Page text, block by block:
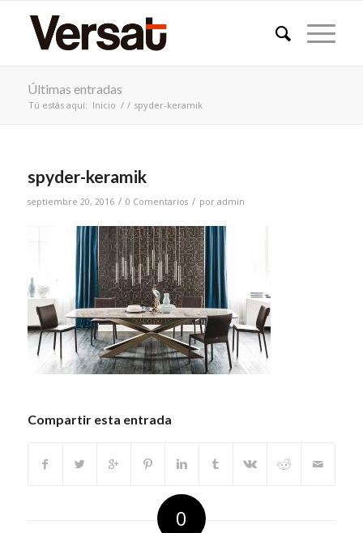
Últimas entradas
Tú estás aquí: Inicio / / spyder-keramik
spyder-keramik
septiembre 20, 2016 / 0 Comentarios / por admin
Compartir esta entrada
0